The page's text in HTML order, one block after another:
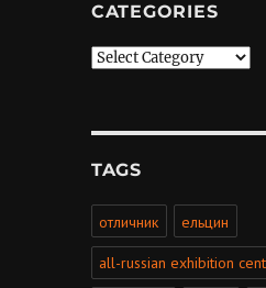
CATEGORIES
Categories
TAGS
отличник ельцин
all-russian exhibition